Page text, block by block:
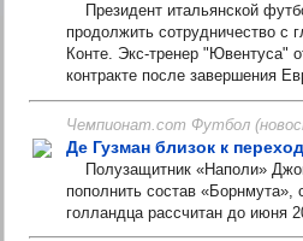
Президент итальянской
продолжить сотрудничество с
Конте. Экс-тренер "Ювентуса"
контракте после завершения
Чемпионат.com Футбол
Де Гузман близок к
Полузащитник «Наполи»
пополнить состав «Борнмута»,
голландца рассчитан до июня